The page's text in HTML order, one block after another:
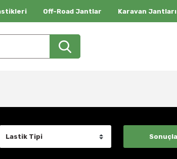
Off-Road Jantlar Karavan Jantları